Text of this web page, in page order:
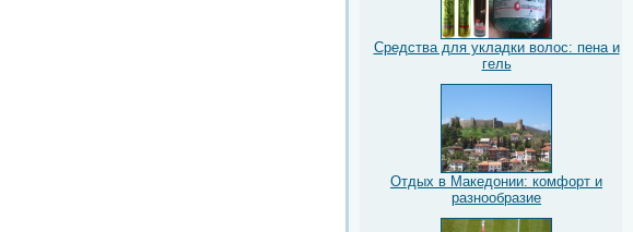
Средства для укладки волос: пена и
гель
Отдых в Македонии: комфорт и
разнообразие